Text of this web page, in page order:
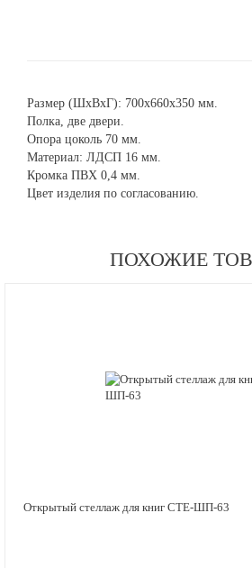
Размер (ШхВхГ): 700х660х350 мм.
Полка, две двери.
Опора цоколь 70 мм.
Материал: ЛДСП 16 мм.
Кромка ПВХ 0,4 мм.
Цвет изделия по согласованию.
ПОХОЖИЕ
Открытый стеллаж для книг СТЕ-ШП-63